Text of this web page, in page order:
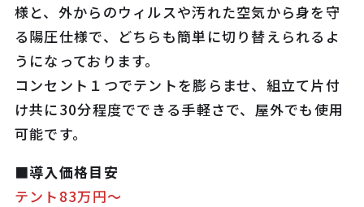
様と、外からのウィルスや汚れた空気から身を守
る陽圧仕様で、どちらも簡単に切り替えられるよ
うになっております。
コンセント１つでテントを膨らませ、組立て片付
け共に30分程度でできる手軽さで、屋外でも使用
可能です。
■導入価格目安
テント83万円～